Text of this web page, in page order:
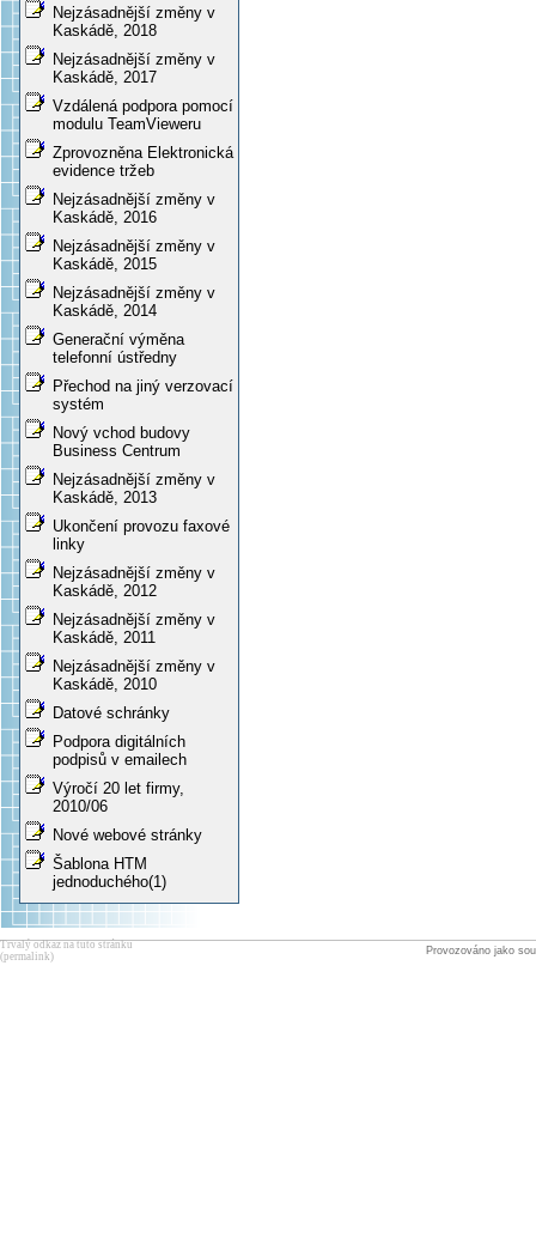
Nejzásadnější změny v
Kaskádě, 2018
Nejzásadnější změny v
Kaskádě, 2017
Vzdálená podpora pomocí
modulu TeamVieweru
Zprovozněna Elektronická
evidence tržeb
Nejzásadnější změny v
Kaskádě, 2016
Nejzásadnější změny v
Kaskádě, 2015
Nejzásadnější změny v
Kaskádě, 2014
Generační výměna
telefonní ústředny
Přechod na jiný verzovací
systém
Nový vchod budovy
Business Centrum
Nejzásadnější změny v
Kaskádě, 2013
Ukončení provozu faxové
linky
Nejzásadnější změny v
Kaskádě, 2012
Nejzásadnější změny v
Kaskádě, 2011
Nejzásadnější změny v
Kaskádě, 2010
Datové schránky
Podpora digitálních
podpisů v emailech
Výročí 20 let firmy,
2010/06
Nové webové stránky
Šablona HTM
jednoduchého(1)
Provozováno jako
Trvalý odkaz na tuto stránku
(permalink)